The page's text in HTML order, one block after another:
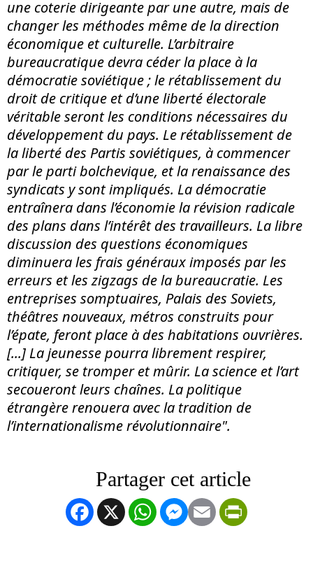
une coterie dirigeante par une autre, mais de
changer les méthodes même de la direction
économique et culturelle. L’arbitraire
bureaucratique devra céder la place à la
démocratie soviétique ; le rétablissement du
droit de critique et d’une liberté électorale
véritable seront les conditions nécessaires du
développement du pays. Le rétablissement de
la liberté des Partis soviétiques, à commencer
par le parti bolchevique, et la renaissance des
syndicats y sont impliqués. La démocratie
entraînera dans l’économie la révision radicale
des plans dans l’intérêt des travailleurs. La libre
discussion des questions économiques
diminuera les frais généraux imposés par les
erreurs et les zigzags de la bureaucratie. Les
entreprises somptuaires, Palais des Soviets,
théâtres nouveaux, métros construits pour
l’épate, feront place à des habitations ouvrières.
[...] La jeunesse pourra librement respirer,
critiquer, se tromper et mûrir. La science et l’art
secoueront leurs chaînes. La politique
étrangère renouera avec la tradition de
l’internationalisme révolutionnaire".
Facebook
X WhatsApp
Messenger
Email